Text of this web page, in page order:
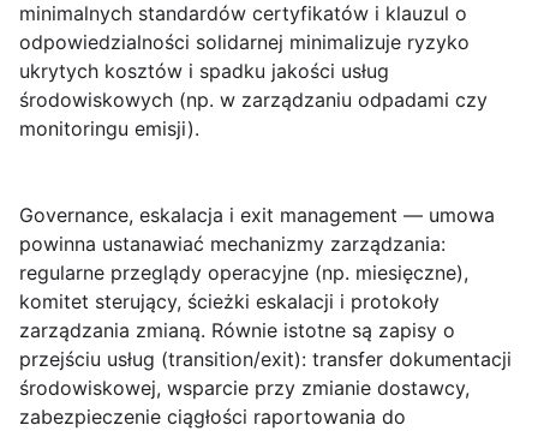
minimalnych standardów certyfikatów i klauzul o
odpowiedzialności solidarnej minimalizuje ryzyko
ukrytych kosztów i spadku jakości usług
środowiskowych (np. w zarządzaniu odpadami czy
monitoringu emisji).
Governance, eskalacja i exit management — umowa
powinna ustanawiać mechanizmy zarządzania:
regularne przeglądy operacyjne (np. miesięczne),
komitet sterujący, ścieżki eskalacji i protokoły
zarządzania zmianą. Równie istotne są zapisy o
przejściu usług (transition/exit): transfer dokumentacji
środowiskowej, wsparcie przy zmianie dostawcy,
zabezpieczenie ciągłości raportowania do